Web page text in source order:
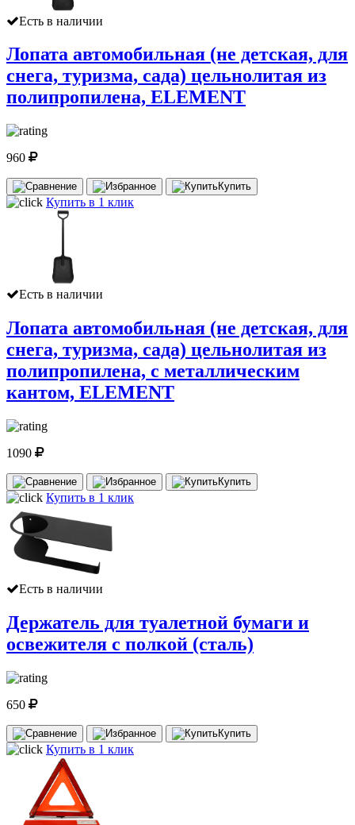
Есть в наличии
Лопата автомобильная (не детская, для
снега, туризма, сада) цельнолитая из
полипропилена, ELEMENT
960
Купить
Купить в 1 клик
Есть в наличии
Лопата автомобильная (не детская, для
снега, туризма, сада) цельнолитая из
полипропилена, с металлическим
кантом, ELEMENT
1090
Купить
Купить в 1 клик
Есть в наличии
Держатель для туалетной бумаги и
освежителя с полкой (сталь)
650
Купить
Купить в 1 клик